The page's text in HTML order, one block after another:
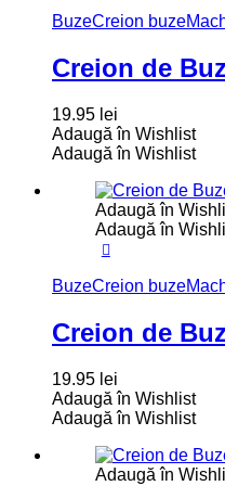
BuzeCreion buze
Creion de
19.95 lei
Adaugă în Wishlist
Adaugă în Wishlist
Adaugă în
Adaugă în
BuzeCreion buze
Creion de
19.95 lei
Adaugă în Wishlist
Adaugă în Wishlist
Adaugă în